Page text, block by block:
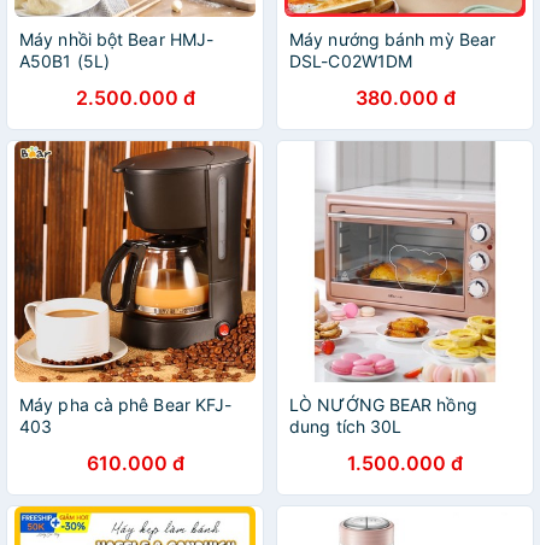
Máy nhồi bột Bear HMJ-
A50B1 (5L)
2.500.000 đ
Máy nướng bánh mỳ Bear
DSL-C02W1DM
380.000 đ
Máy pha cà phê Bear KFJ-
403
610.000 đ
LÒ NƯỚNG BEAR hồng
dung tích 30L
1.500.000 đ